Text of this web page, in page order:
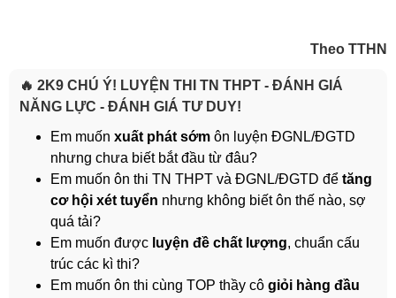
Theo TTHN
🔥 2K9 CHÚ Ý! LUYỆN THI TN THPT - ĐÁNH GIÁ
NĂNG LỰC - ĐÁNH GIÁ TƯ DUY!
Em muốn xuất phát sớm ôn luyện ĐGNL/ĐGTD
nhưng chưa biết bắt đầu từ đâu?
Em muốn ôn thi TN THPT và ĐGNL/ĐGTD để tăng
cơ hội xét tuyển nhưng không biết ôn thế nào, sợ
quá tải?
Em muốn được luyện đề chất lượng, chuẩn cấu
trúc các kì thi?
Em muốn ôn thi cùng TOP thầy cô giỏi hàng đầu